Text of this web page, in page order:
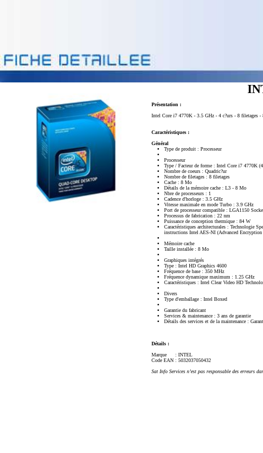
Présentation :
Intel Core i7 4770K - 3.5 GHz - 4 c?urs - 8 filetages
Caractéristiques :
Général
Type de produit : Processeur
Processeur
Type / Facteur de forme : Intel Core i7 4770K
Nombre de coeurs : Quadric?ur
Nombre de filetages : 8 filetages
Cache : 8 Mo
Détails de la mémoire cache : L3 - 8 Mo
Nbre de processeurs : 1
Cadence d'horloge : 3.5 GHz
Vitesse maximale en mode Turbo : 3.9 GHz
Port de processeur compatible : LGA1150
Processus de fabrication : 22 nm
Puissance de conception thermique : 84 W
Caractéristiques architecturales : Technologie
instructions Intel AES-NI (Advanced
Mémoire cache
Taille installée : 8 Mo
Graphiques intégrés
Type : Intel HD Graphics 4600
Fréquence de base : 350 MHz
Fréquence dynamique maximum : 1.25 GHz
Caractéristiques : Intel Clear Video HD
Divers
Type d'emballage : Intel Boxed
Garantie du fabricant
Services & maintenance : 3 ans de garantie
Détails des services et de la maintenance :
Détails :
Marque
: INTEL
Code EAN : 5032037050432
Sat Info Services n’est pas responsable des erreurs